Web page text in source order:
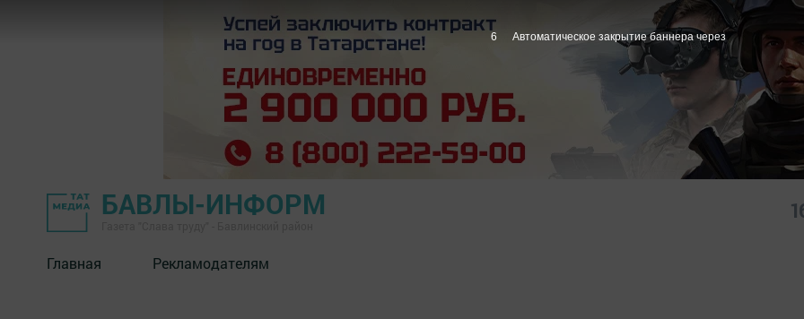
БАВЛЫ-ИНФОРМ
Главная Рекламодателям
5 Автоматическое закрытие баннера через